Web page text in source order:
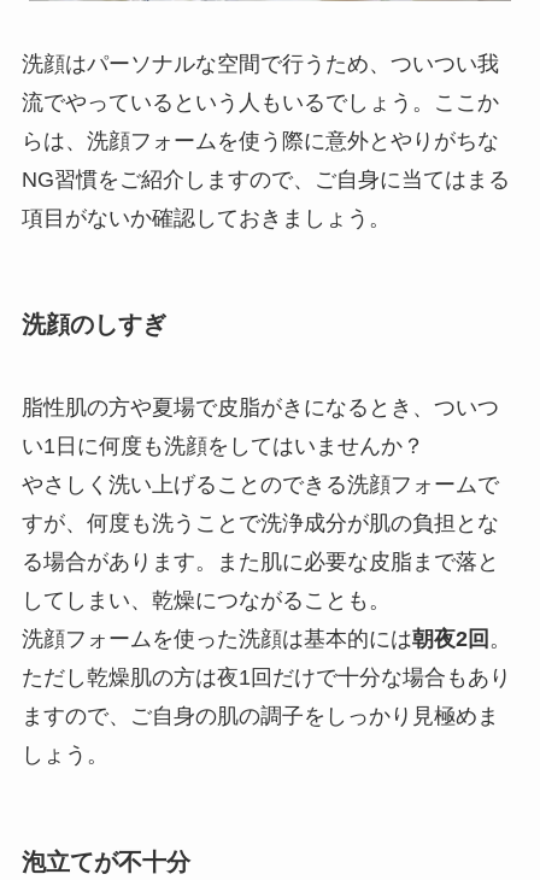
洗顔はパーソナルな空間で行うため、ついつい我
流でやっているという人もいるでしょう。ここか
らは、洗顔フォームを使う際に意外とやりがちな
NG習慣をご紹介しますので、ご自身に当てはまる
項目がないか確認しておきましょう。
洗顔のしすぎ
脂性肌の方や夏場で皮脂がきになるとき、ついつ
い1日に何度も洗顔をしてはいませんか？
やさしく洗い上げることのできる洗顔フォームで
すが、何度も洗うことで洗浄成分が肌の負担とな
る場合があります。また肌に必要な皮脂まで落と
してしまい、乾燥につながることも。
洗顔フォームを使った洗顔は基本的には朝夜2回 。
ただし乾燥肌の方は夜1回だけで十分な場合もあり
ますので、ご自身の肌の調子をしっかり見極めま
しょう。
泡立てが不十分